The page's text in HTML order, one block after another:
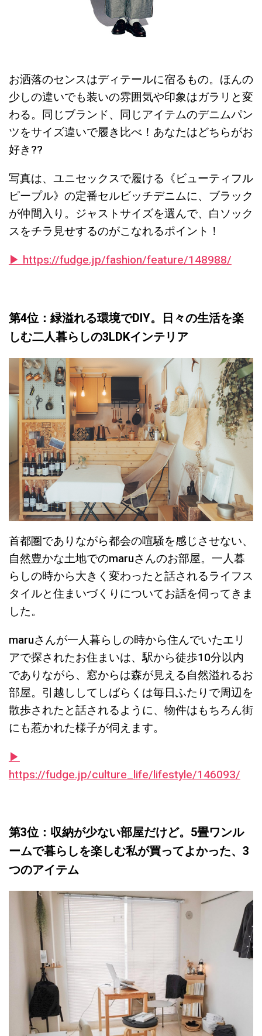
お洒落のセンスはディテールに宿るもの。ほんの
少しの違いでも装いの雰囲気や印象はガラリと変
わる。同じブランド、同じアイテムのデニムパン
ツをサイズ違いで履き比べ！あなたはどちらがお
好き??
写真は、ユニセックスで履ける《ビューティフル
ピープル》の定番セルビッチデニムに、ブラック
が仲間入り。ジャストサイズを選んで、白ソック
スをチラ見せするのがこなれるポイント！
▶︎ https://fudge.jp/fashion/feature/148988/
第4位：緑溢れる環境でDIY。日々の生活を楽
しむ二人暮らしの3LDKインテリア
首都圏でありながら都会の喧騒を感じさせない、
自然豊かな土地でのmaruさんのお部屋。一人暮
らしの時から大きく変わったと話されるライフス
タイルと住まいづくりについてお話を伺ってきま
した。
maruさんが一人暮らしの時から住んでいたエリ
アで探されたお住まいは、駅から徒歩10分以内
でありながら、窓からは森が見える自然溢れるお
部屋。引越ししてしばらくは毎日ふたりで周辺を
散歩されたと話されるように、物件はもちろん街
にも惹かれた様子が伺えます。
▶︎
https://fudge.jp/culture_life/lifestyle/146093/
第3位：収納が少ない部屋だけど。5畳ワンル
ームで暮らしを楽しむ私が買ってよかった、3
つのアイテム